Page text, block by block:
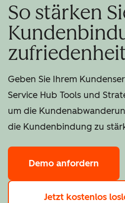
So stärken
Geben Sie Ihrem
Service Hub Tools und
um die
die Kundenbindung zu
Demo anfordern
Jetzt kostenlos